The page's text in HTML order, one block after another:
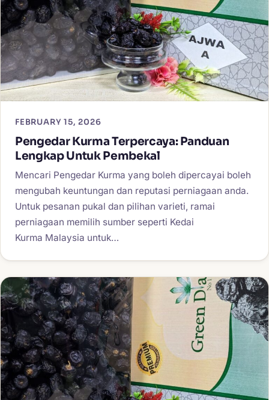
FEBRUARY 15, 2026
Pengedar Kurma Terpercaya: Panduan
Lengkap Untuk Pembekal
Mencari Pengedar Kurma yang boleh dipercayai boleh
mengubah keuntungan dan reputasi perniagaan anda.
Untuk pesanan pukal dan pilihan varieti, ramai
perniagaan memilih sumber seperti Kedai
Kurma Malaysia untuk…